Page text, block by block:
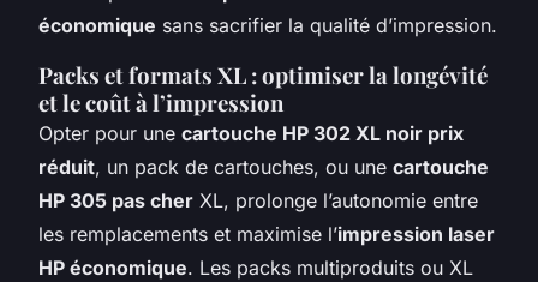
économique sans sacrifier la qualité d’impression.
Packs et formats XL : optimiser la longévité
et le coût à l’impression
Opter pour une cartouche HP 302 XL noir prix
réduit, un pack de cartouches, ou une cartouche
HP 305 pas cher XL, prolonge l’autonomie entre
les remplacements et maximise l’impression laser
HP économique. Les packs multiproduits ou XL